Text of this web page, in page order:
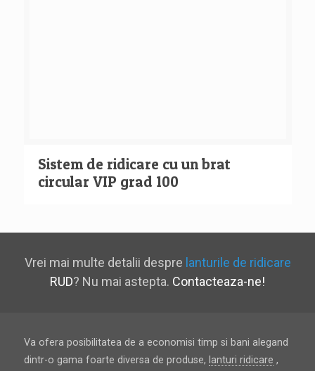
Sistem de ridicare cu un brat
circular VIP grad 100
Vrei mai multe detalii despre lanturile de ridicare
RUD? Nu mai astepta. Contacteaza-ne!
Va ofera posibilitatea de a economisi timp si bani alegand
dintr-o gama foarte diversa de produse, lanturi ridicare ,